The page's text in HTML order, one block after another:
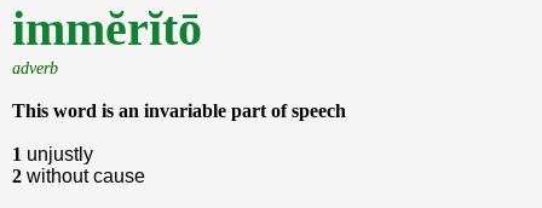
immĕrĭtō
adverb
This word is an invariable part of speech
1 unjustly
2 without cause